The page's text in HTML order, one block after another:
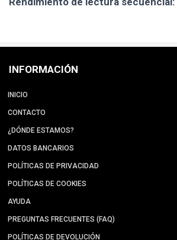
INFORMACIÓN
INICIO
CONTACTO
¿DÓNDE ESTAMOS?
DATOS BANCARIOS
POLÍTICAS DE PRIVACIDAD
POLÍTICAS DE COOKIES
AYUDA
PREGUNTAS FRECUENTES (FAQ)
POLÍTICAS DE DEVOLUCIÓN